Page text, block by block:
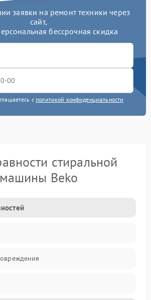
заявки на ремонт техники через
сайт,
бессрочная скидка
с политикой конфиденциальности
стиральной
машины Beko